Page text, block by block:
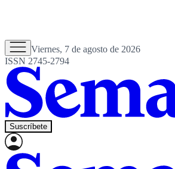
Viernes, 7 de agosto de 2026
ISSN 2745-2794
Suscríbete